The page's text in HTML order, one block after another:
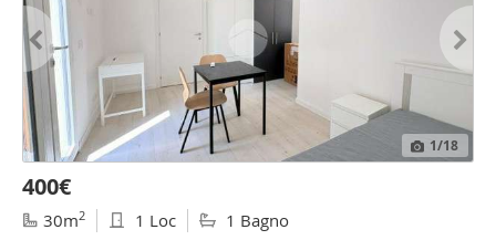
1/18
400€
30m2 1 Loc 1 Bagno